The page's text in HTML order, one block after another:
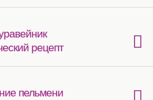
рецепт
пельмени